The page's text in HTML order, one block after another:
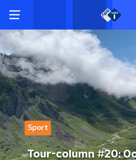
Sport
Tour-column #20: